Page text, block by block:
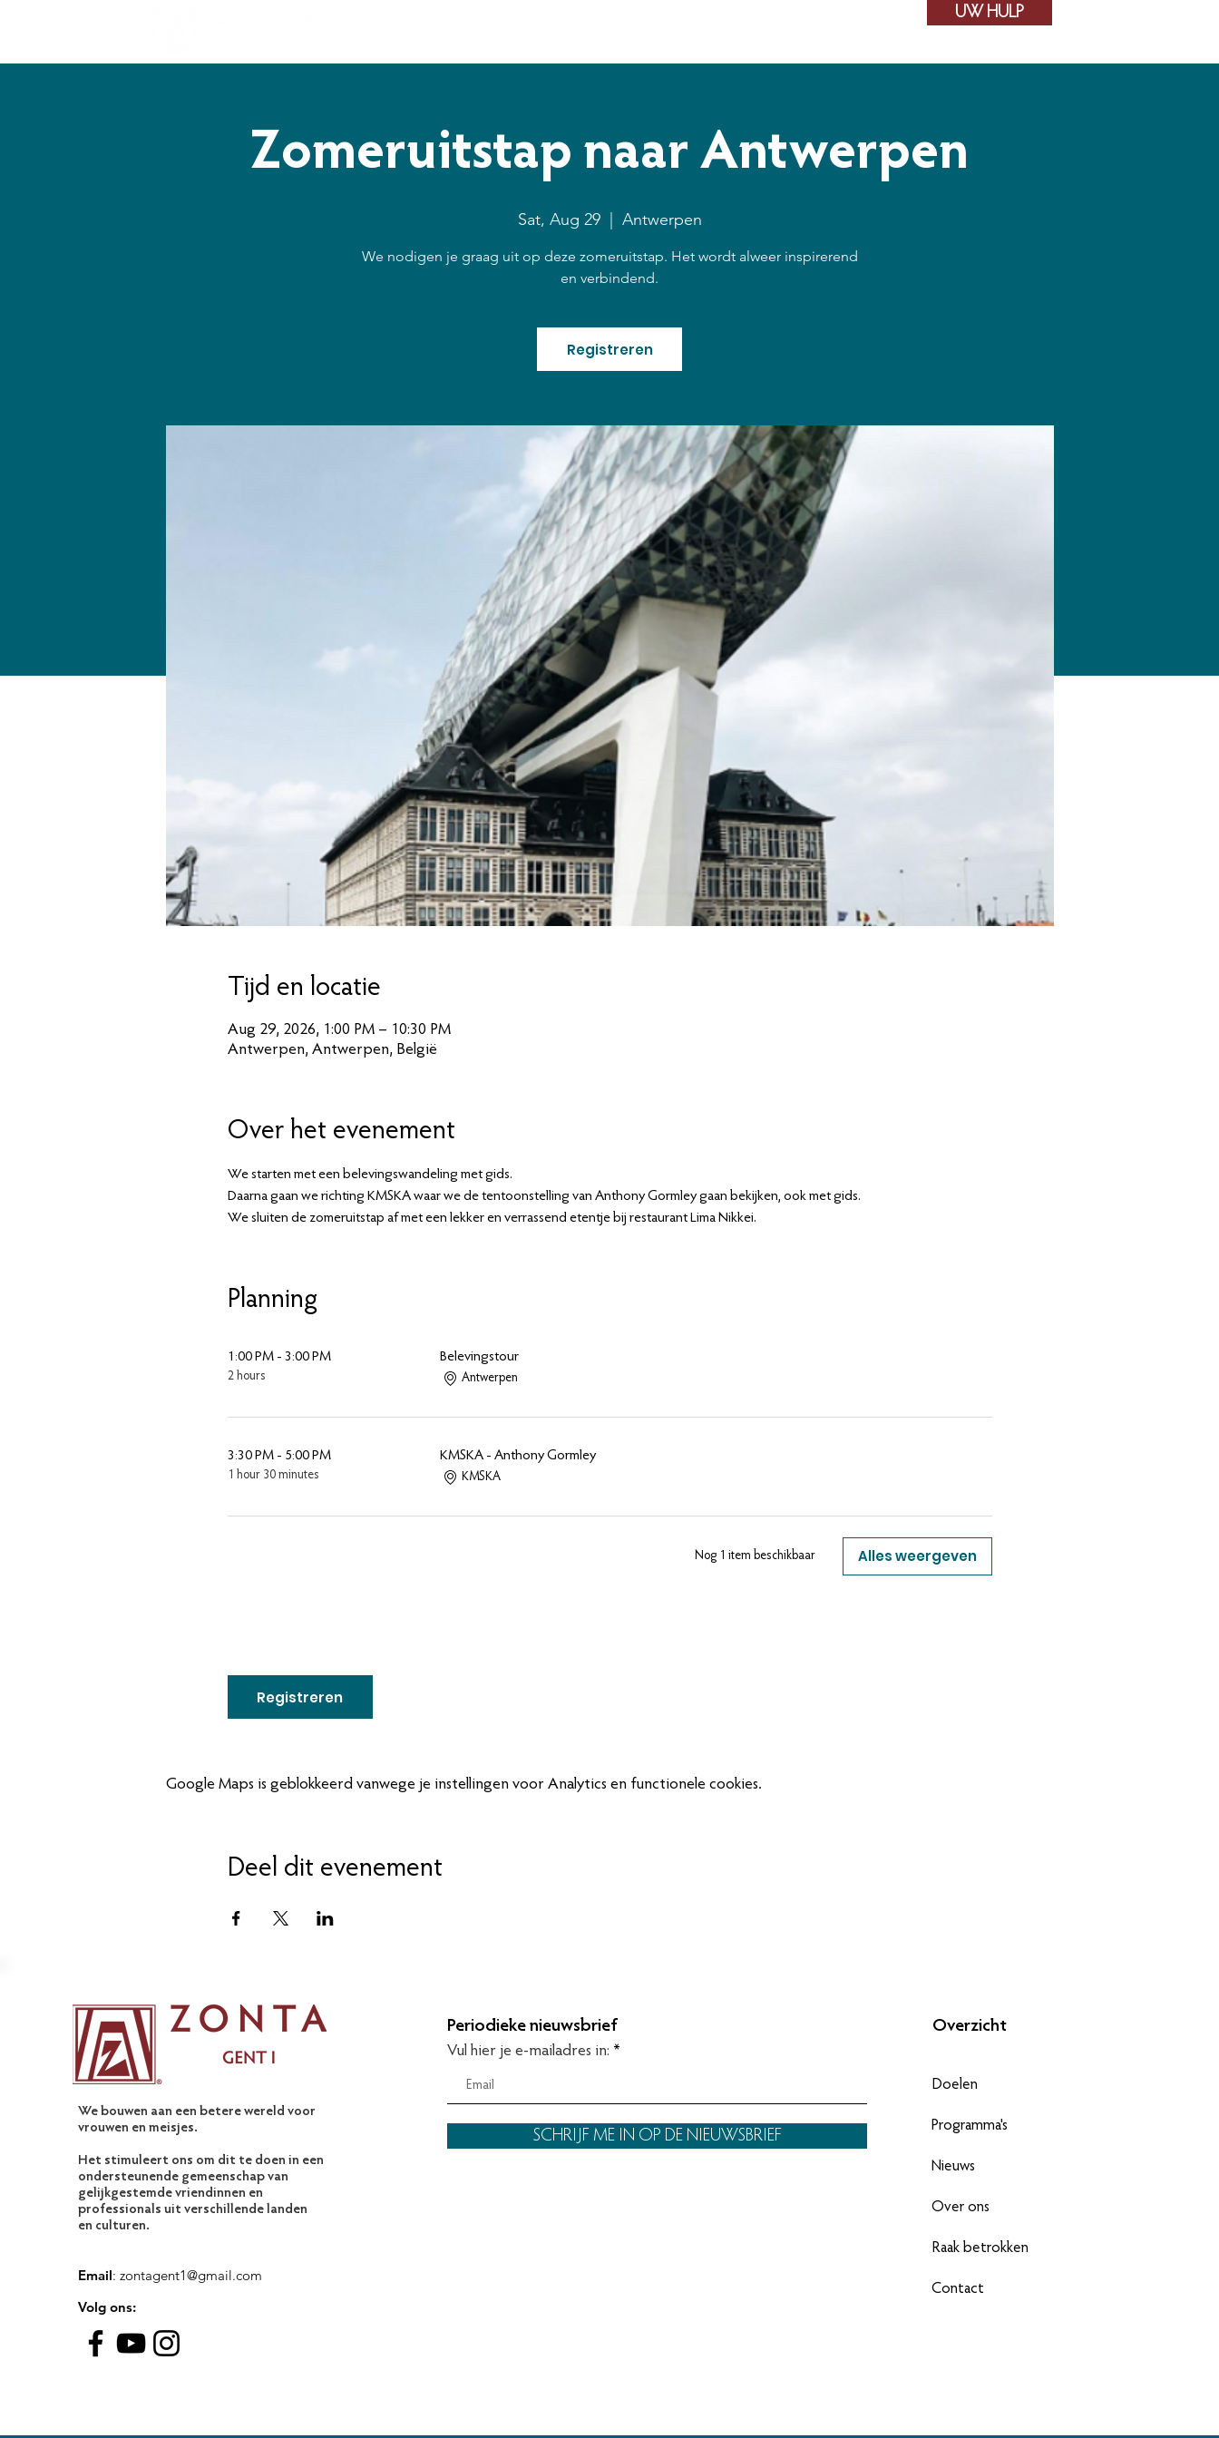
UW HULP
Zomeruitstap naar Antwerpen
Sat, Aug 29
  |
Antwerpen
We nodigen je graag uit op deze zomeruitstap. Het wordt alweer inspirerend
en verbindend.
Registreren
Tijd en locatie
Aug 29, 2026, 1:00 PM – 10:30 PM
Antwerpen, Antwerpen, België
Over het evenement
We starten met een belevingswandeling met gids.
Daarna gaan we richting KMSKA waar we de tentoonstelling van Anthony Gormley gaan bekijken, ook met gids.
We sluiten de zomeruitstap af met een lekker en verrassend etentje bij restaurant Lima Nikkei.
Planning
1:00 PM - 3:00 PM
2 hours
Belevingstour
Antwerpen
3:30 PM - 5:00 PM
1 hour 30 minutes
KMSKA - Anthony Gormley
KMSKA
Nog 1 item beschikbaar Alles weergeven
Registreren
Google Maps is geblokkeerd vanwege je instellingen voor Analytics en functionele cookies.
Deel dit evenement
We bouwen aan een betere wereld voor
vrouwen en meisjes.
Het stimuleert ons om dit te doen in een
ondersteunende gemeenschap van
gelijkgestemde vriendinnen en
professionals uit verschillende landen
en culturen.
Email: zontagent1@gmail.com
Volg ons:
Periodieke nieuwsbrief
Vul hier je e-mailadres in:
SCHRIJF ME IN OP DE NIEUWSBRIEF
Overzicht
Doelen
Programma's
Nieuws
Over ons
Raak betrokken
Contact